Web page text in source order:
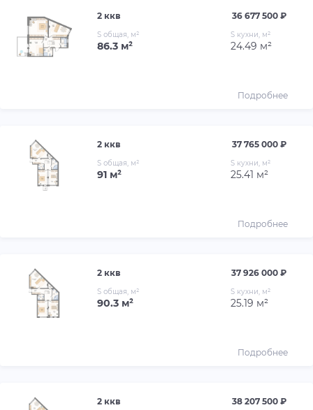
2 ккв 36 677 500 ₽
S общая, м²
86.3 м²
S кухни, м²
24.49 м²
Подробнее
2 ккв 37 765 000 ₽
S общая, м²
91 м²
S кухни, м²
25.41 м²
Подробнее
2 ккв 37 926 000 ₽
S общая, м²
90.3 м²
S кухни, м²
25.19 м²
Подробнее
2 ккв 38 207 500 ₽